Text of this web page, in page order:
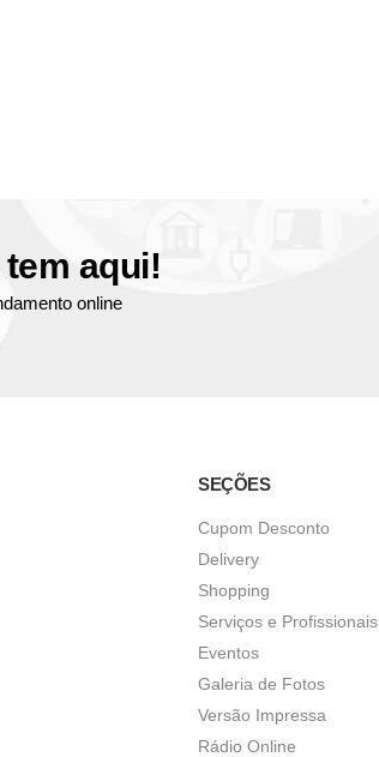
aqui!
online
SEÇÕES
Cupom Desconto
Delivery
Shopping
Serviços e Profissionais
Eventos
Galeria de Fotos
Versão Impressa
Rádio Online